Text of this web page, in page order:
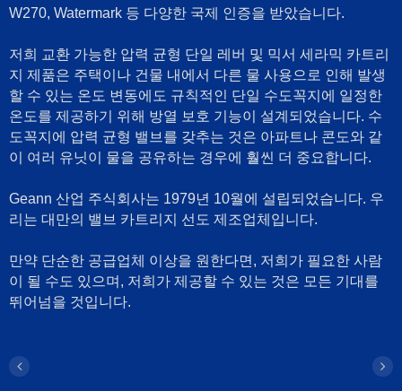
W270, Watermark 등 다양한 국제 인증을 받았습니다.
저희 교환 가능한 압력 균형 단일 레버 및 믹서 세라믹 카트리
지 제품은 주택이나 건물 내에서 다른 물 사용으로 인해 발생
할 수 있는 온도 변동에도 규칙적인 단일 수도꼭지에 일정한
온도를 제공하기 위해 방열 보호 기능이 설계되었습니다. 수
도꼭지에 압력 균형 밸브를 갖추는 것은 아파트나 콘도와 같
이 여러 유닛이 물을 공유하는 경우에 훨씬 더 중요합니다.
Geann 산업 주식회사는 1979년 10월에 설립되었습니다. 우
리는 대만의 밸브 카트리지 선도 제조업체입니다.
만약 단순한 공급업체 이상을 원한다면, 저희가 필요한 사람
이 될 수도 있으며, 저희가 제공할 수 있는 것은 모든 기대를
뛰어넘을 것입니다.